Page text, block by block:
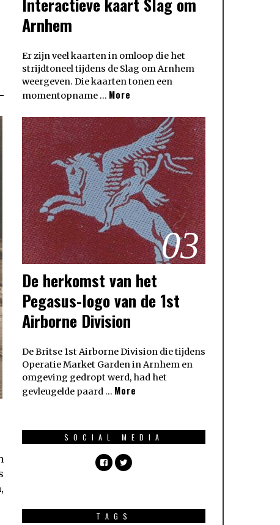
Arnhem
Er zijn veel kaarten in omloop die het
strijdtoneel tijdens de Slag om Arnhem
weergeven. Die kaarten tonen een
momentopname … More
03
De herkomst van het
Pegasus-logo van de 1st
Airborne Division
De Britse 1st Airborne Division die tijdens
Operatie Market Garden in Arnhem en
omgeving gedropt werd, had het
gevleugelde paard … More
SOCIAL MEDIA
TAGS